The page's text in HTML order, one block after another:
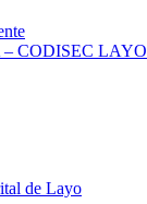
CODISEC LAYO
de Layo